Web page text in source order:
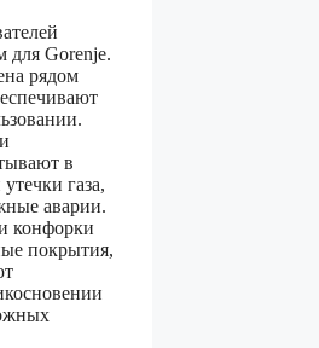
для Gorenje.
рядом
в
газа,
аварии.
конфорки
покрытия,